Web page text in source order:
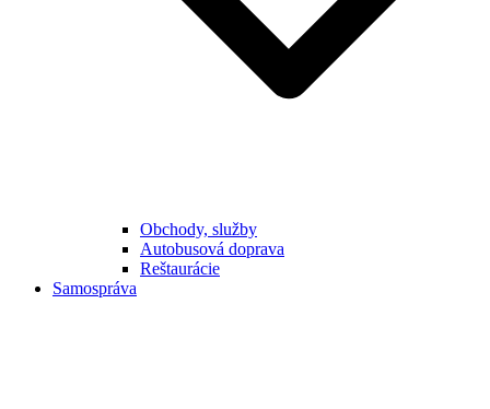
Obchody, služby
Autobusová doprava
Reštaurácie
Samospráva